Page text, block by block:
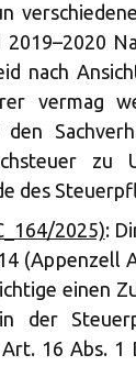
nach
vermag
den
zu
des
2025):
(Appenzell
einen
der
16 Abs.